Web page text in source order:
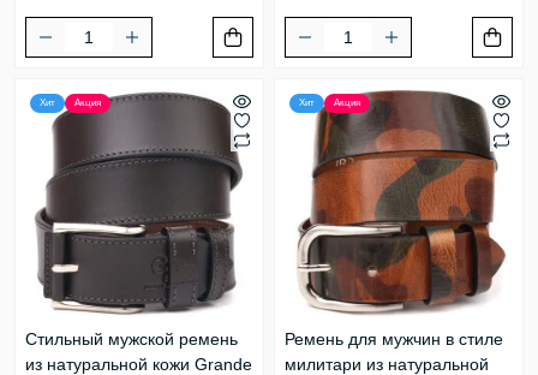
Хит Акция
Стильный мужской ремень
из натуральной кожи Grande
Хит Акция
Ремень для мужчин в стиле
милитари из натуральной